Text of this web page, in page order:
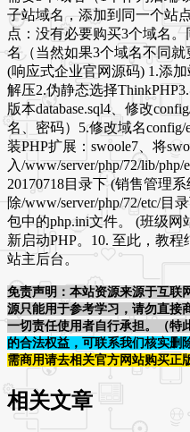
子站域名，添加到同一个站
点：没有必要购买3个域名
名（当然如果3个域名不同就
(响应式企业官网源码) 1.添
解压2.伪静态选择
版本database.sql4、修改
名、密码）5.修改域名
装PHP扩展：swoole7、将
入/www/server/php/72/lib/php/
20170718目录下 (销售管理
除/www/server/php/72/etc/目
包中的php.ini文件。 (班级网
新启动PHP。10. 至此，教
站主后台。
免责声明：本站资源来源于互联
源只能用于参考学习，请勿直接
一切责任使用者自行承担。（特
的合法权益，可联系我们核实删
需商用请去相关官方网站购买正
相关文章